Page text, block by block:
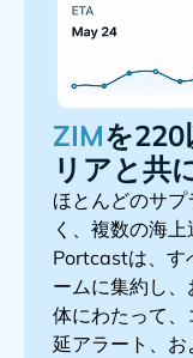
を220
リアと共
ほとんどのサプ
く、複数の海上
Portcastは、す
ームに集約し
体にわたって
延アラート、